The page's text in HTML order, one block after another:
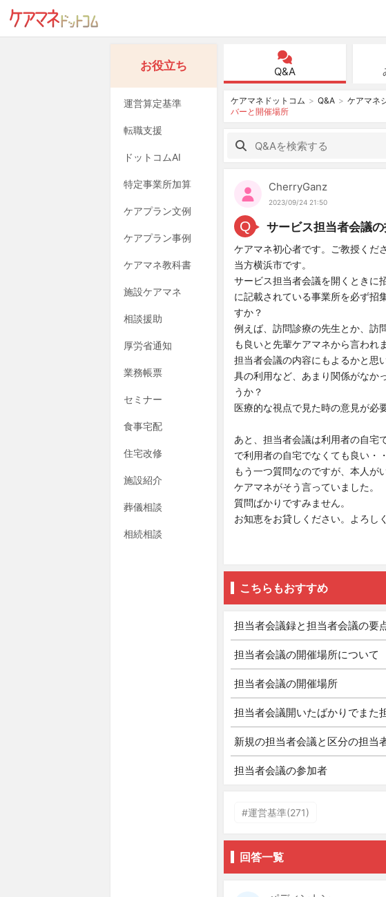
お役立ち
運営算定基準
転職支援
ドットコムAI
特定事業所加算
ケアプラン文例
ケアプラン事例
ケアマネ教科書
施設ケアマネ
相談援助
厚労省通知
業務帳票
セミナー
食事宅配
住宅改修
施設紹介
葬儀相談
相続相談
Q&A
ケアマネドットコム Q&A ケアマネ
バーと開催場所
CherryGanz
2023/09/24 21:50
Q サービス担当者会議
ケアマネ初心者です。ご教授くださ
当方横浜市です。
サービス担当者会議を開くときに
に記載されている事業所を必ず招
すか？
例えば、訪問診療の先生とか、訪
も良いと先輩ケアマネから言わ
担当者会議の内容にもよるかと思
具の利用など、あまり関係がなか
うか？
医療的な視点で見た時の意見が必
あと、担当者会議は利用者の自宅
で利用者の自宅でなくても良い・
もう一つ質問なのですが、本人が
ケアマネがそう言っていました。
質問ばかりですみません。
お知恵をお貸しください。よろし
こちらもおすすめ
担当者会議録と担当者会議の要
担当者会議の開催場所について
担当者会議の開催場所
担当者会議開いたばかりでまた
新規の担当者会議と区分の担当
担当者会議の参加者
#運営基準(271)
回答一覧